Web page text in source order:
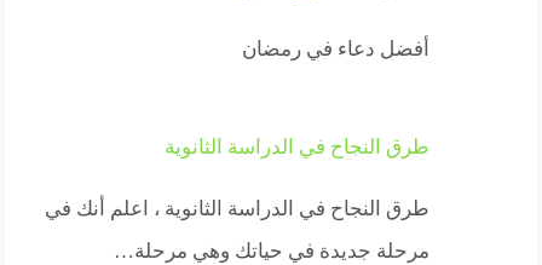
أفضل دعاء في رمضان
طرق النجاح في الدراسة الثانوية
طرق النجاح في الدراسة الثانوية ، اعلم أنك في
مرحلة جديدة في حياتك وهي مرحلة…